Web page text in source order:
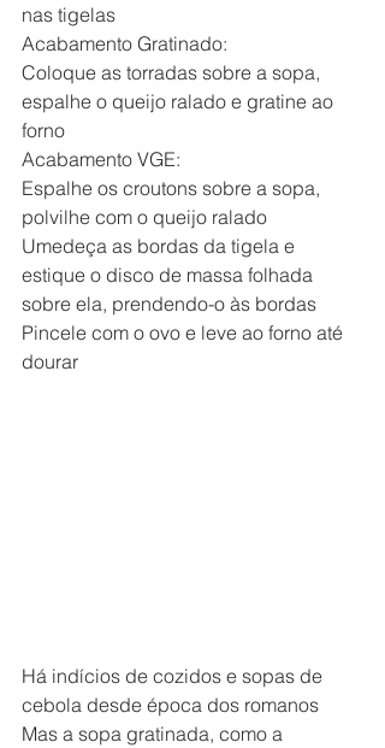
nas tigelas
Acabamento Gratinado:
Coloque as torradas sobre a sopa,
espalhe o queijo ralado e gratine ao
forno
Acabamento VGE:
Espalhe os croutons sobre a sopa,
polvilhe com o queijo ralado
Umedeça as bordas da tigela e
estique o disco de massa folhada
sobre ela, prendendo-o às bordas
Pincele com o ovo e leve ao forno até
dourar
Há indícios de cozidos e sopas de
cebola desde época dos romanos
Mas a sopa gratinada, como a